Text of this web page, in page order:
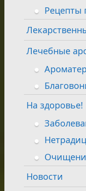
Рецепты
Лечебные
На здоровье!
Новости